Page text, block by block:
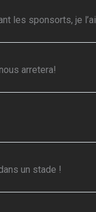
les sponsorts, je
arretera!
un stade !